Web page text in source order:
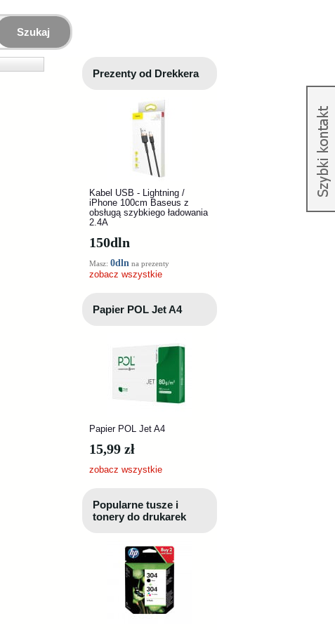
Szukaj
Prezenty od Drekkera
Kabel USB - Lightning /
iPhone 100cm Baseus z
obsługą szybkiego ładowania
2.4A
150dln
Masz: 0dln na prezenty
zobacz wszystkie
Papier POL Jet A4
Papier POL Jet A4
15,99 zł
zobacz wszystkie
Popularne tusze i
tonery do drukarek